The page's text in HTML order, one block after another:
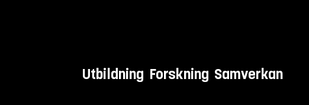
Utbildning Forskning Samverkan